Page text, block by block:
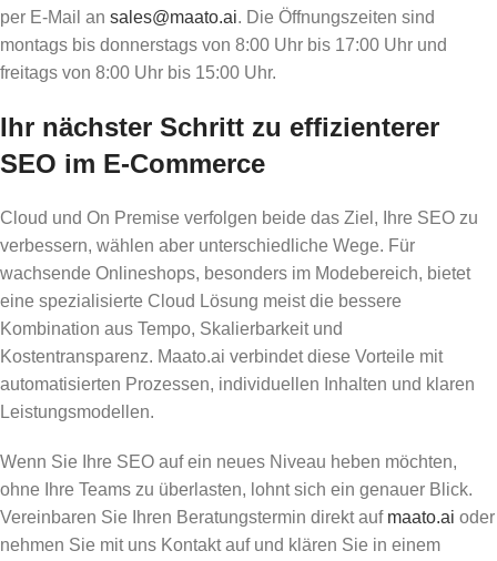
per E-Mail an sales@maato.ai. Die Öffnungszeiten sind
montags bis donnerstags von 8:00 Uhr bis 17:00 Uhr und
freitags von 8:00 Uhr bis 15:00 Uhr.
Ihr nächster Schritt zu effizienterer
SEO im E‑Commerce
Cloud und On Premise verfolgen beide das Ziel, Ihre SEO zu
verbessern, wählen aber unterschiedliche Wege. Für
wachsende Onlineshops, besonders im Modebereich, bietet
eine spezialisierte Cloud Lösung meist die bessere
Kombination aus Tempo, Skalierbarkeit und
Kostentransparenz. Maato.ai verbindet diese Vorteile mit
automatisierten Prozessen, individuellen Inhalten und klaren
Leistungsmodellen.
Wenn Sie Ihre SEO auf ein neues Niveau heben möchten,
ohne Ihre Teams zu überlasten, lohnt sich ein genauer Blick.
Vereinbaren Sie Ihren Beratungstermin direkt auf maato.ai oder
nehmen Sie mit uns Kontakt auf und klären Sie in einem